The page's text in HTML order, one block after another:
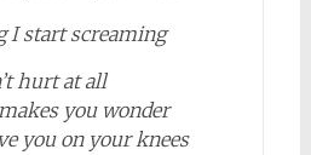
I start screaming
hurt at all
you wonder
you on your knees